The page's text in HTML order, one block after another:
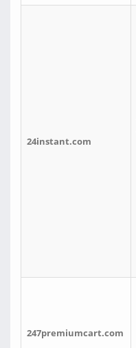
24instant.com
247premiumcart.com